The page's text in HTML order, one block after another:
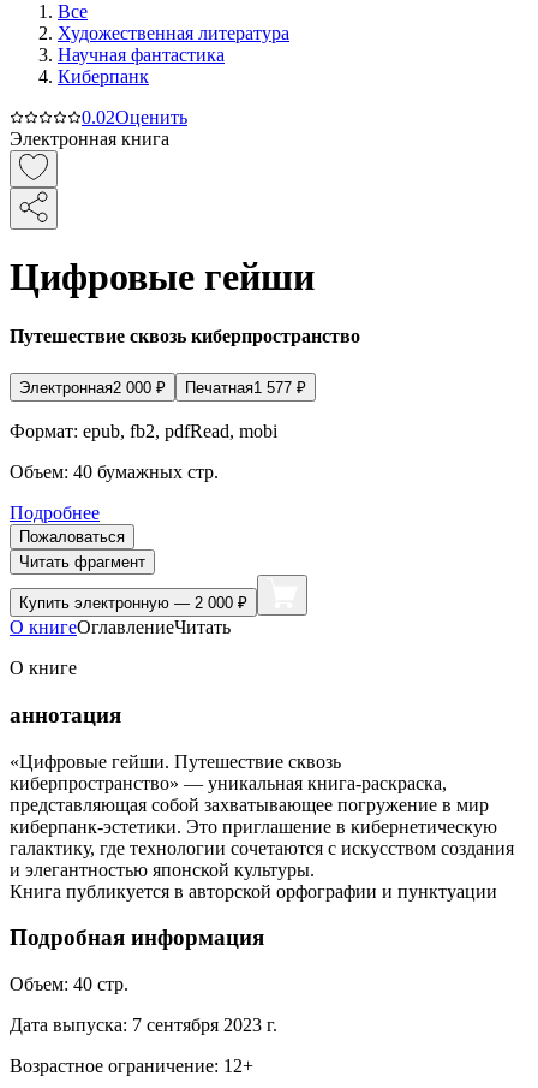
Все
Художественная литература
Научная фантастика
Киберпанк
0.02Оценить
Электронная книга
Цифровые гейши
Путешествие сквозь киберпространство
Электронная2 000 ₽ Печатная1 577 ₽
Формат: epub, fb2, pdfRead, mobi
Объем: 40 бумажных стр.
Подробнее
Пожаловаться
Читать фрагмент
Купить электронную — 2 000 ₽
О книгеОглавлениеЧитать
О книге
аннотация
«Цифровые гейши. Путешествие сквозь
киберпространство» — уникальная книга-раскраска,
представляющая собой захватывающее погружение в мир
киберпанк-эстетики. Это приглашение в кибернетическую
галактику, где технологии сочетаются с искусством создания
и элегантностью японской культуры.
Книга публикуется в авторской орфографии и пунктуации
Подробная информация
Объем: 40 стр.
Дата выпуска: 7 сентября 2023 г.
Возрастное ограничение: 12+